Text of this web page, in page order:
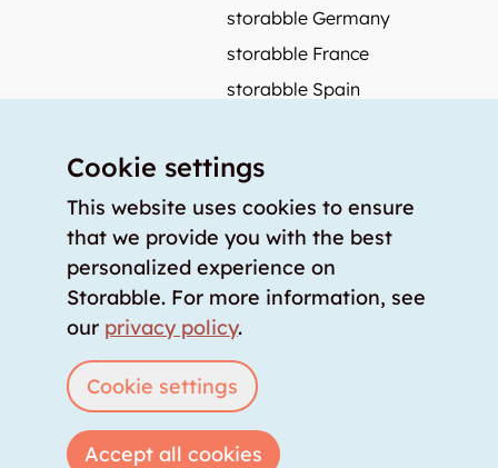
storabble Germany
storabble France
storabble Spain
Press coverage
How to calculate the size of a storage room?
How much does a storage room cost?
For storage providers
Login List storage room
Cookie settings
This website uses cookies to ensure
that we provide you with the best
personalized experience on
Storabble. For more information, see
our privacy policy.
Cookie settings
Accept all cookies